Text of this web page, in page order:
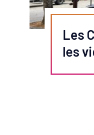
Les
les